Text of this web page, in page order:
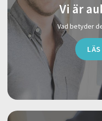
Vi är
Vad betyder